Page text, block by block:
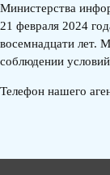
Министерства
21 февраля 2024
восемнадцати лет.
соблюдении
Телефон нашего